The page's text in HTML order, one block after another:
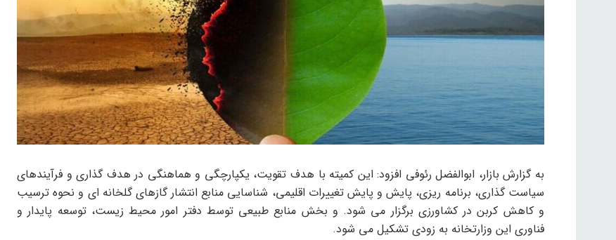
به گزارش بازار، ابوالفضل رئوفی افزود: این کمیته با هدف تقویت، یکپارچگی و هماهنگی در هدف گذاری و فرآیندهای
سیاست گذاری، برنامه ریزی، پایش و پایش تغییرات اقلیمی، شناسایی منابع انتشار گازهای گلخانه ای و نحوه ترسیب
و کاهش کربن در کشاورزی برگزار می شود. و بخش منابع طبیعی توسط دفتر امور محیط زیست، توسعه پایدار و
فناوری این وزارتخانه به زودی تشکیل می شود.